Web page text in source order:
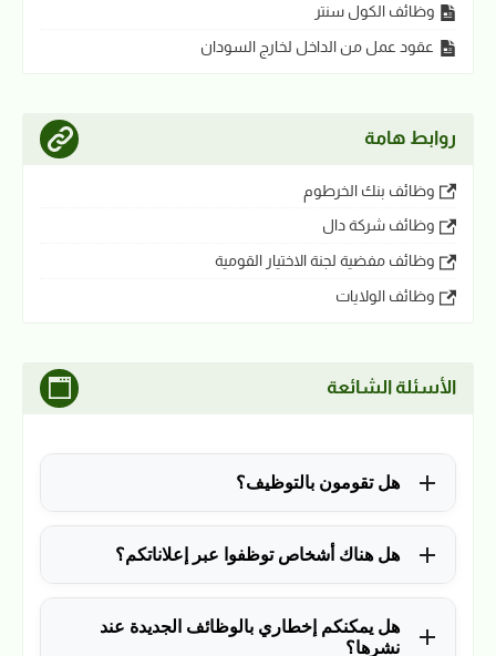
وظائف الكول سنتر
عقود عمل من الداخل لخارج السودان
روابط هامة
وظائف بنك الخرطوم
وظائف شركة دال
وظائف مفضية لجنة الاختيار القومية
وظائف الولايات
الأسئلة الشائعة
هل تقومون بالتوظيف؟
للأسف لا، في الوقت الحالي نقوم فقط بنشر الوظائف
المتاحة.هل هناك أشخاص توظفوا عبر إعلاناتكم؟
نعم ولله الحمد، منذ التأسيس في 2018 نشرنا آلاف
الوظائف، وكانت سببًا في توظيف آلاف من المتابعين.
هل يمكنكم إخطاري بالوظائف الجديدة عند
نشرها؟